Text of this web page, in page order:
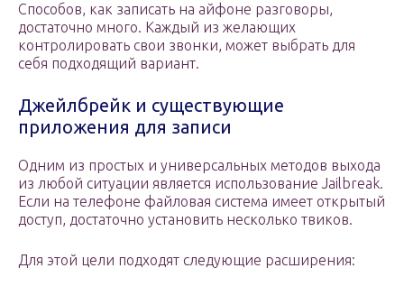
Способов, как записать на айфоне разговоры,
достаточно много. Каждый из желающих
контролировать свои звонки, может выбрать для
себя подходящий вариант.
Джейлбрейк и существующие
приложения для записи
Одним из простых и универсальных методов выхода
из любой ситуации является использование Jailbreak.
Если на телефоне файловая система имеет открытый
доступ, достаточно установить несколько твиков.
Для этой цели подходят следующие расширения: